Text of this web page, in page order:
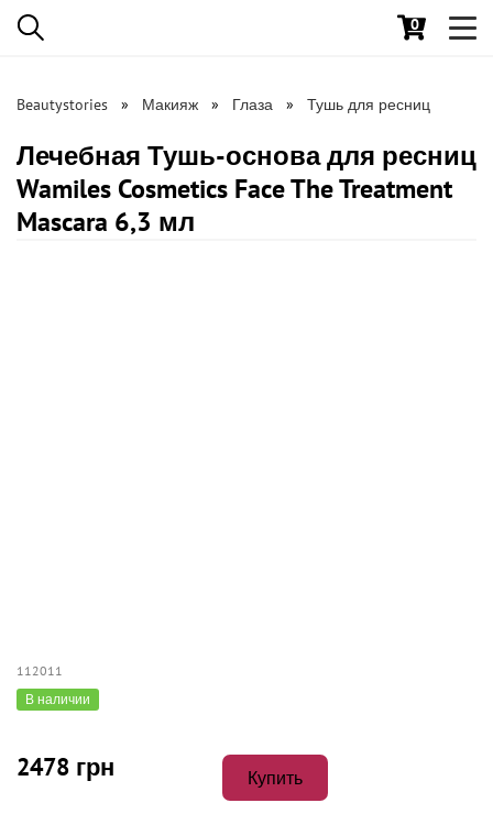
0
Beautystories Макияж Глаза Тушь для ресниц
Лечебная Тушь-основа для ресниц
Wamiles Cosmetics Face The Treatment
Mascara 6,3 мл
112011
В наличии
2478 грн Купить